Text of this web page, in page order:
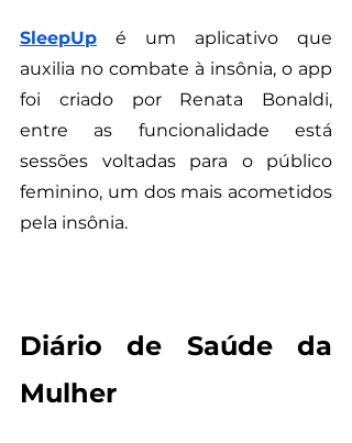
SleepUp é um aplicativo que
auxilia no combate à insônia, o app
foi criado por Renata Bonaldi,
entre as funcionalidade está
sessões voltadas para o público
feminino, um dos mais acometidos
pela insônia.
Diário de Saúde da
Mulher